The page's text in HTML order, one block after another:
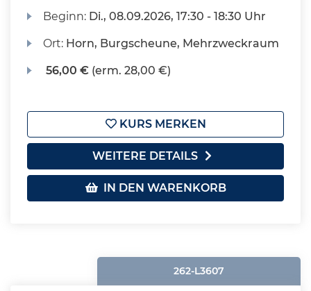
Beginn: Di., 08.09.2026, 17:30 - 18:30 Uhr
Ort: Horn, Burgscheune, Mehrzweckraum
56,00 € (erm. 28,00 €)
KURS MERKEN
WEITERE DETAILS
IN DEN WARENKORB
262-L3607